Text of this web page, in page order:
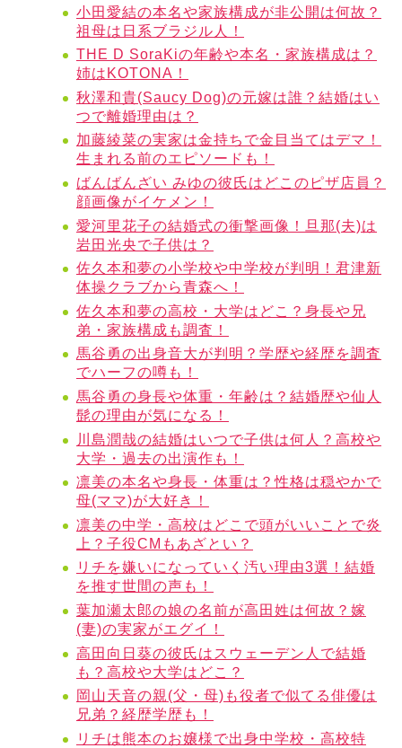
小田愛結の本名や家族構成が非公開は何故？
祖母は日系ブラジル人！
THE D SoraKiの年齢や本名・家族構成は？
姉はKOTONA！
秋澤和貴(Saucy Dog)の元嫁は誰？結婚はい
つで離婚理由は？
加藤綾菜の実家は金持ちで金目当てはデマ！
生まれる前のエピソードも！
ばんばんざい みゆの彼氏はどこのピザ店員？
顔画像がイケメン！
愛河里花子の結婚式の衝撃画像！旦那(夫)は
岩田光央で子供は？
佐久本和夢の小学校や中学校が判明！君津新
体操クラブから青森へ！
佐久本和夢の高校・大学はどこ？身長や兄
弟・家族構成も調査！
馬谷勇の出身音大が判明？学歴や経歴を調査
でハーフの噂も！
馬谷勇の身長や体重・年齢は？結婚歴や仙人
髭の理由が気になる！
川島潤哉の結婚はいつで子供は何人？高校や
大学・過去の出演作も！
凛美の本名や身長・体重は？性格は穏やかで
母(ママ)が大好き！
凛美の中学・高校はどこで頭がいいことで炎
上？子役CMもあざとい？
リチを嫌いになっていく汚い理由3選！結婚
を推す世間の声も！
葉加瀬太郎の娘の名前が高田姓は何故？嫁
(妻)の実家がエグイ！
高田向日葵の彼氏はスウェーデン人で結婚
も？高校や大学はどこ？
岡山天音の親(父・母)も役者で似てる俳優は
兄弟？経歴学歴も！
リチは熊本のお嬢様で出身中学校・高校特